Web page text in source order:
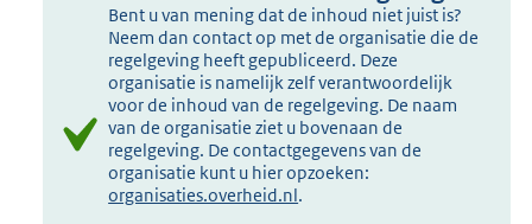
Bent u van mening dat de inhoud niet juist is?
Neem dan contact op met de organisatie die de
regelgeving heeft gepubliceerd. Deze
organisatie is namelijk zelf verantwoordelijk
voor de inhoud van de regelgeving. De naam
van de organisatie ziet u bovenaan de
regelgeving. De contactgegevens van de
organisatie kunt u hier opzoeken:
organisaties.overheid.nl.